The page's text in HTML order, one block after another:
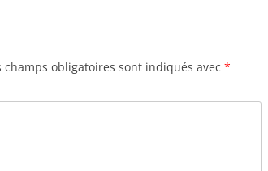
champs obligatoires sont indiqués avec *